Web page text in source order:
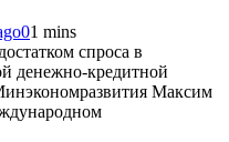
01 mins
спроса в
денежно-кредитной
Максим